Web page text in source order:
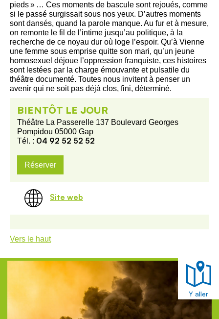
pieds » … Ces moments de bascule sont rejoués, comme
si le passé surgissait sous nos yeux. D’autres moments
sont dansés, quand la parole manque. Au fur et à mesure,
on remonte le fil de l’intime jusqu’au politique, à la
recherche de ce noyau dur où loge l’espoir. Qu’à Vienne
une femme sous emprise quitte son mari, qu’un jeune
homosexuel déjoue l’oppression franquiste, ces histoires
sont lestées par la charge émouvante et pulsatile du
théâtre documenté. Toutes nous invitent à penser un
avenir qui ne soit pas déjà clos, fini, déterminé.
BIENTÔT LE JOUR
Théâtre La Passerelle 137 Boulevard Georges
Pompidou 05000 Gap
Tél. : 04 92 52 52 52
Réserver
Site web
Vers le haut
Y aller